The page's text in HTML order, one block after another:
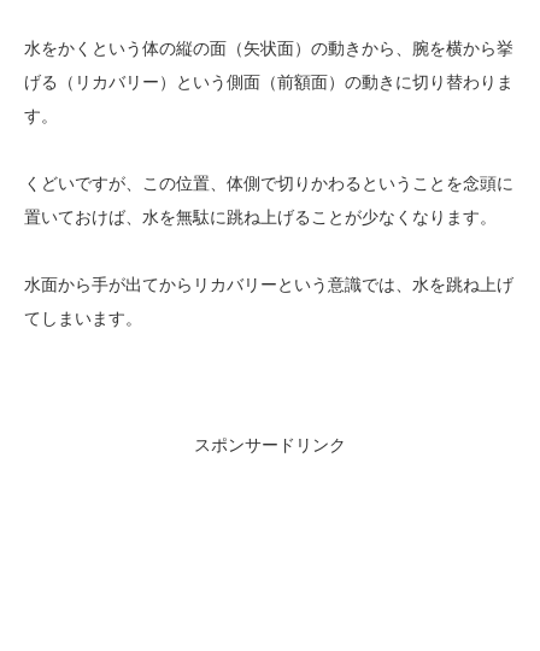
水をかくという体の縦の面（矢状面）の動きから、腕を横から挙
げる（リカバリー）という側面（前額面）の動きに切り替わりま
す。
くどいですが、この位置、体側で切りかわるということを念頭に
置いておけば、水を無駄に跳ね上げることが少なくなります。
水面から手が出てからリカバリーという意識では、水を跳ね上げ
てしまいます。
スポンサードリンク